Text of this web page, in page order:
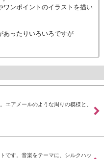
ワンポイントのイラストを描い
あったりいろいろですが
エアメールのような周りの模様と、
です。音楽をテーマに、シルクハッ